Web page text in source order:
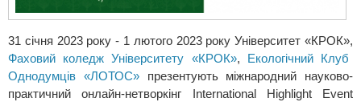
31 січня 2023 року - 1 лютого 2023 року Університет «КРОК»,
Фаховий коледж Університету «КРОК», Екологічний Клуб
Однодумців «ЛОТОС»презентують міжнародний науково-
практичний онлайн-нетворкінг International Highlight Event